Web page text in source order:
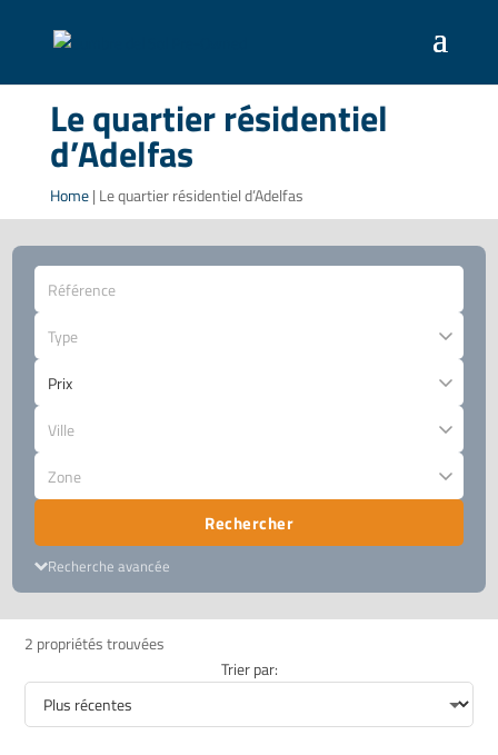
Le quartier résidentiel
d’Adelfas
Home| Le quartier résidentiel d’Adelfas
Type
Ville
Zone
Rechercher
Recherche avancée
2 propriétés trouvées
Trier par: